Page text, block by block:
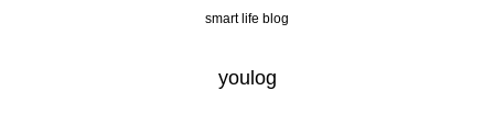
smart life blog
youlog